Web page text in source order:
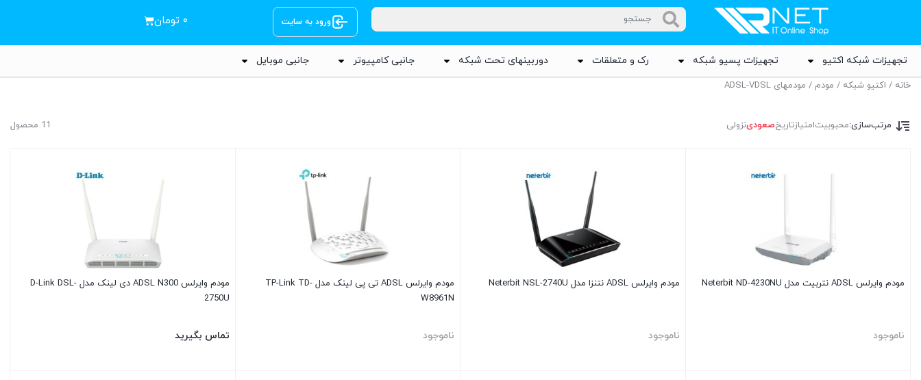
ورود به سایت ۰ تومان
تجهیزات شبکه اکتیو تجهیزات پسیو شبکه رک و متعلقات دوربینهای تحت شبکه جانبی کامپیوتر جانبی موبایل
خانه / اکتیو شبکه / مودم / مودمهای ADSL-VDSL
11 محصول مرتب‌سازی:محبوبیتامتیازتاریخصعودینزولی
مودم وایرلس ADSL نتربیت مدل Neterbit ND-4230NU
ناموجود
مودم وایرلس ADSL نتنزا مدل Neterbit NSL-2740U
ناموجود
مودم وایرلس ADSL تی پی لینک مدل TP-Link TD-
W8961N
ناموجود
مودم وایرلس ADSL N300 دی لینک مدل D-Link DSL-
2750U
تماس بگیرید